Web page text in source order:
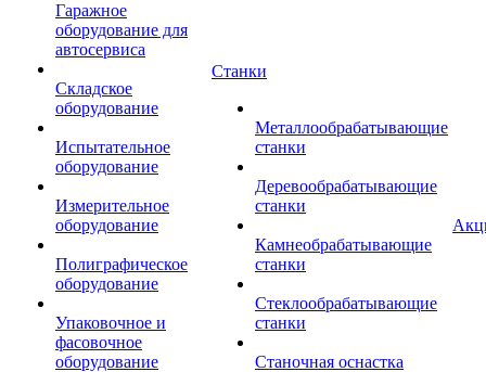
Гаражное
оборудование для
автосервиса
Складское
оборудование
Испытательное
оборудование
Измерительное
оборудование
Полиграфическое
оборудование
Упаковочное и
фасовочное
оборудование
Станки
Металлообрабатывающие
станки
Деревообрабатывающие
станки
Камнеобрабатывающие
станки
Стеклообрабатывающие
станки
Станочная оснастка